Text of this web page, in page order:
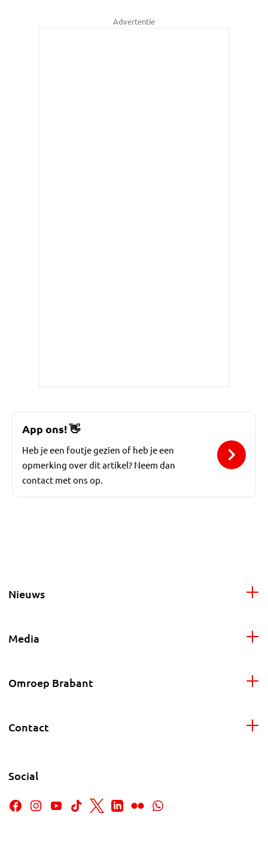
Advertentie
App ons!👋
Heb je een foutje gezien of heb je een
opmerking over dit artikel? Neem dan
contact met ons op.
Nieuws
Media
Omroep Brabant
Contact
Social